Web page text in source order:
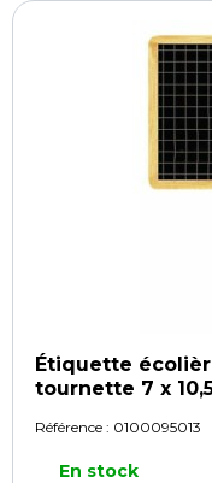
Étiquette
tournette 7 x
Référence : 0100095013
En stock